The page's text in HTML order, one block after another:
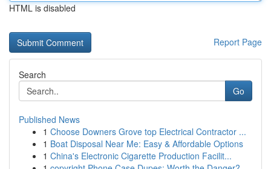
HTML is disabled
Report Page
Search
Go
Published News
1 Choose Downers Grove top Electrical Contractor ...
1 Boat Disposal Near Me: Easy & Affordable Options
1 China's Electronic Cigarette Production Facilit...